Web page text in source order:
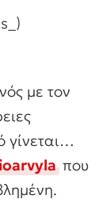
με τον
γίνεται…
που